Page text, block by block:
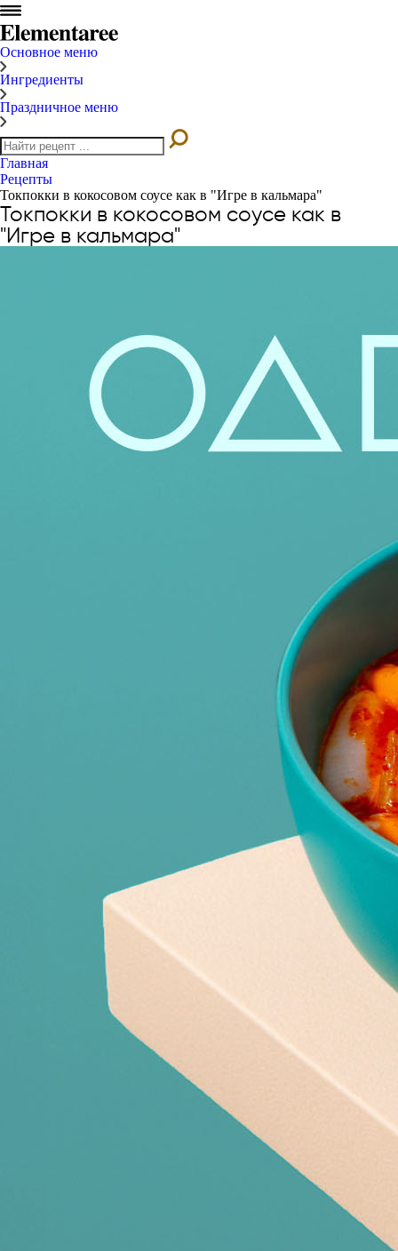
Основное меню
Ингредиенты
Праздничное меню
Главная
Рецепты
Токпокки в кокосовом соусе как в "Игре в кальмара"
Токпокки в кокосовом соусе как в
"Игре в кальмара"